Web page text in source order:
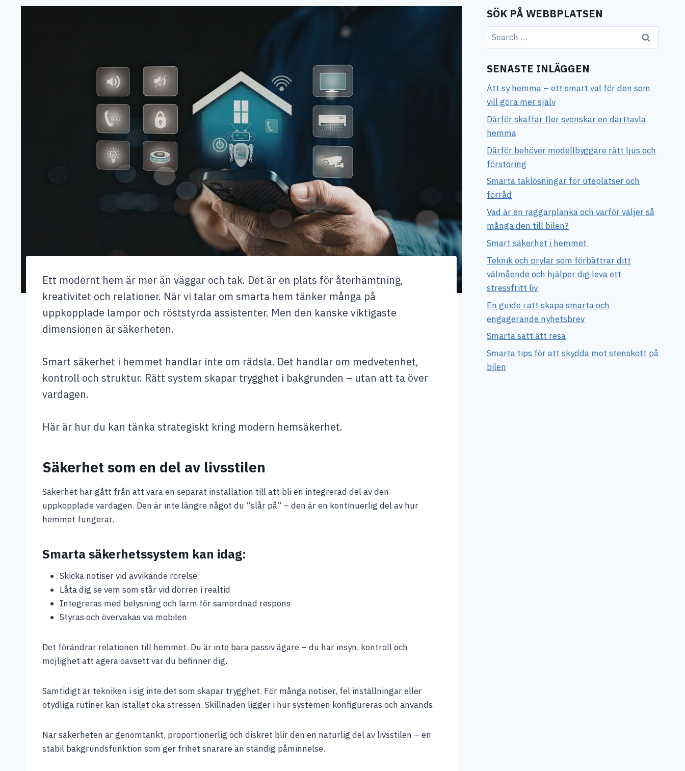
Ett modernt hem är mer än väggar och tak. Det är en plats för återhämtning,
kreativitet och relationer. När vi talar om smarta hem tänker många på
uppkopplade lampor och röststyrda assistenter. Men den kanske viktigaste
dimensionen är säkerheten.
Smart säkerhet i hemmet handlar inte om rädsla. Det handlar om medvetenhet,
kontroll och struktur. Rätt system skapar trygghet i bakgrunden – utan att ta över
vardagen.
Här är hur du kan tänka strategiskt kring modern hemsäkerhet.
Säkerhet som en del av livsstilen
Säkerhet har gått från att vara en separat installation till att bli en integrerad del av den
uppkopplade vardagen. Den är inte längre något du “slår på” – den är en kontinuerlig del av hur
hemmet fungerar.
Smarta säkerhetssystem kan idag:
Skicka notiser vid avvikande rörelse
Låta dig se vem som står vid dörren i realtid
Integreras med belysning och larm för samordnad respons
Styras och övervakas via mobilen
Det förändrar relationen till hemmet. Du är inte bara passiv ägare – du har insyn, kontroll och
möjlighet att agera oavsett var du befinner dig.
Samtidigt är tekniken i sig inte det som skapar trygghet. För många notiser, fel inställningar eller
otydliga rutiner kan istället öka stressen. Skillnaden ligger i hur systemen konfigureras och används.
När säkerheten är genomtänkt, proportionerlig och diskret blir den en naturlig del av livsstilen – en
stabil bakgrundsfunktion som ger frihet snarare än ständig påminnelse.
SÖK PÅ WEBBPLATSEN
Search
for:
SENASTE INLÄGGEN
Att sy hemma – ett smart val för den som
vill göra mer själv
Därför skaffar fler svenskar en darttavla
hemma
Därför behöver modellbyggare rätt ljus och
förstoring
Smarta taklösningar för uteplatser och
förråd
Vad är en raggarplanka och varför väljer så
många den till bilen?
Smart säkerhet i hemmet
Teknik och prylar som förbättrar ditt
välmående och hjälper dig leva ett
stressfritt liv
En guide i att skapa smarta och
engagerande nyhetsbrev
Smarta sätt att resa
Smarta tips för att skydda mot stenskott på
bilen